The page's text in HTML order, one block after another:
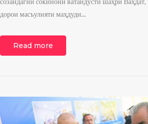
дорои масъулияти маҳдуди...
Read more